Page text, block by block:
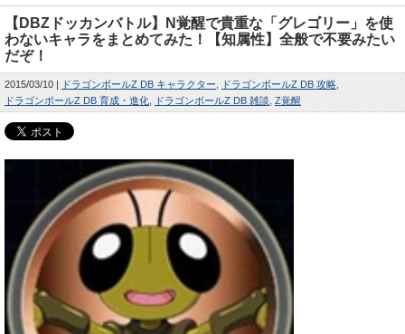
【DBZドッカンバトル】N覚醒で貴重な「グレゴリー」を使
わないキャラをまとめてみた！【知属性】全般で不要みたい
だぞ！
2015/03/10 ドラゴンボールZ DB キャラクター
ドラゴンボールZ DB 攻略
ドラゴンボールZ DB 育成・進化
ドラゴンボールZ DB 雑談 Z覚醒